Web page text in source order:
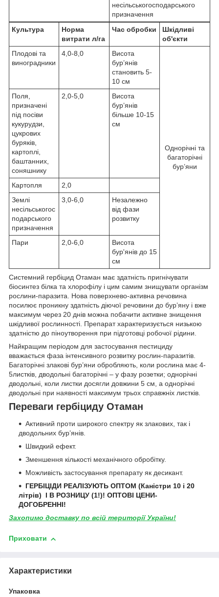
несільськогосподарського
призначення
Культура
Норма
витрати л/га
Час обробки
Шкідливі
об'єкти
Плодові та
виноградники
4,0-8,0
Висота
бур’янів
становить 5-
10 см
Однорічні та
багаторічні
бур’яни
Поля,
призначені
під посіви
кукурудзи,
цукрових
буряків,
картоплі,
баштанних,
соняшнику
2,0-5,0
Висота
бур’янів
більше 10-15
см
Картопля
2,0
Землі
несільськогос
подарського
призначення
3,0-6,0
Незалежно
від фази
розвитку
Пари 2,0-6,0
Висота
бур'янів до 15
см
Системний гербіцид Отаман має здатність пригнічувати
біосинтез білка та хлорофілу і цим самим знищувати організм
рослини-паразита. Нова поверхнево-активна речовина
посилює проникну здатність діючої речовини до бур’яну і вже
максимум через 20 днів можна побачити активне знищення
шкідливої рослинності. Препарат характеризується низькою
здатністю до піноутворення при підготовці робочої рідини.
Найкращим періодом для застосування пестициду
вважається фаза інтенсивного розвитку рослин-паразитів.
Багаторічні злакові бур’яни обробляють, коли рослина має 4-
5листків, дводольні багаторічні – у фазу розетки; однорічні
дводольні, коли листки досягли довжини 5 см, а однорічні
дводольні при наявності максимум трьох справжніх листків.
Переваги гербіциду Отаман
Активний проти широкого спектру як злакових, так і
дводольних бур’янів.
Швидкий ефект.
Зменшення кількості механічного обробітку.
Можливість застосування препарату як десикант.
ГЕРБІЦІДИ РЕАЛІЗУЮТЬ ОПТОМ (Каністри 10 і 20
літрів) І В РОЗНИЦУ (1!)! ОПТОВІ ЦЕНИ-
ДОГОБРЕННІ!
Захопимо доставку по всій території України!
Приховати
Характеристики
Упаковка